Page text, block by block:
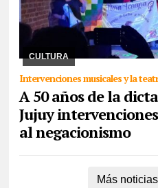
CULTURA
Intervenciones musicales y la
A 50 años de la
Jujuy
al negacionismo
23/03/2026 Organismos de
desarrollan un extenso programa
organización y lucha” que finaliza
Más